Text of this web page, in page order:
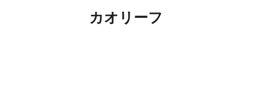
ッ
プ
Graphic
design
カオリーフ